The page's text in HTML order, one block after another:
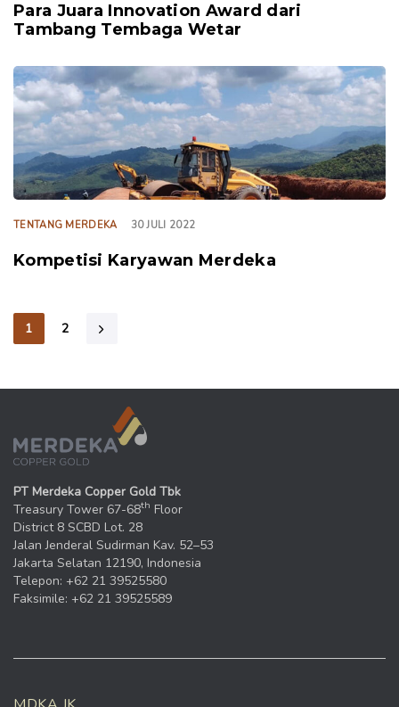
Para Juara Innovation Award dari
Tambang Tembaga Wetar
TAGS
TENTANG MERDEKA 30 JULI 2022
Kompetisi Karyawan Merdeka
1 2
PT Merdeka Copper Gold Tbk
Treasury Tower 67-68th Floor
District 8 SCBD Lot. 28
Jalan Jenderal Sudirman Kav. 52–53
Jakarta Selatan 12190, Indonesia
Telepon: +62 21 39525580
Faksimile: +62 21 39525589